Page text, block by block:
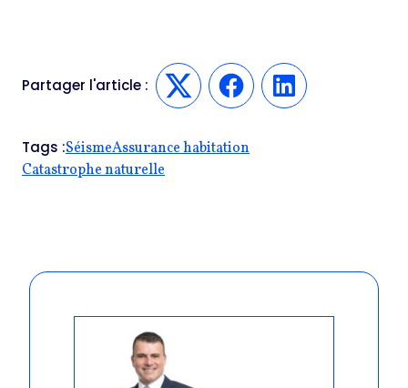
Partager l'article : TwitterFacebookLinkedIn
Tags :SéismeAssurance habitation
Catastrophe naturelle